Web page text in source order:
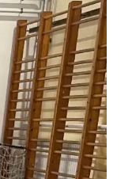
− 100% +
Sivi tonovi
Čitljiviji font